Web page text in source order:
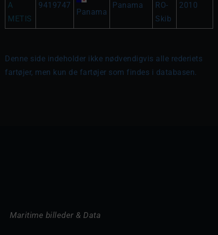
A
METIS
9419747
Panama
Panama
RO-
Skib
2010
Denne side indeholder ikke nødvendigvis alle rederiets
fartøjer, men kun de fartøjer som findes i databasen.
Maritime billeder & Data